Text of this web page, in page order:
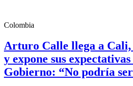
Colombia
Arturo Calle llega a Cali,
y expone sus
Gobierno: “No podría